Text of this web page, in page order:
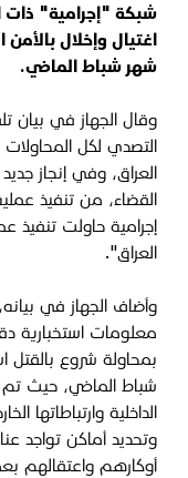
شبكة "إجرامية" ذات
اغتيال وإخلال
شهر شباط الماضي.
وقال الجهاز في بيان
التصدي لكل المحاولات
العراق، وفي إنجاز
القضاء، من تنفيذ
إجرامية حاولت تنفيذ
العراق".
وأضاف الجهاز في
معلومات استخبارية
بمحاولة شروع بالقتل
شباط الماضي، حيث تم
الداخلية وارتباطاتها
وتحديد أماكن تواجد
أوكارهم واعتقالهم